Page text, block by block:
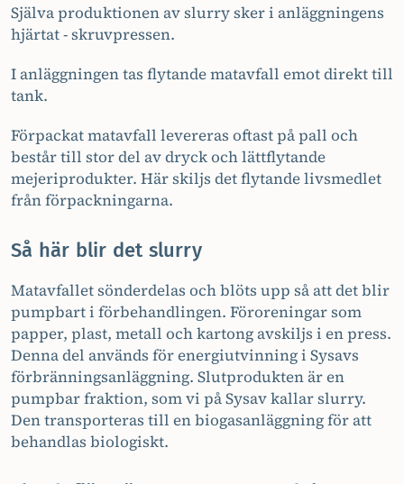
Själva produktionen av slurry sker i anläggningens
hjärtat - skruvpressen.
I anläggningen tas flytande matavfall emot direkt till
tank.
Förpackat matavfall levereras oftast på pall och
består till stor del av dryck och lättflytande
mejeriprodukter. Här skiljs det flytande livsmedlet
från förpackningarna.
Så här blir det slurry
Matavfallet sönderdelas och blöts upp så att det blir
pumpbart i förbehandlingen. Föroreningar som
papper, plast, metall och kartong avskiljs i en press.
Denna del används för energiutvinning i Sysavs
förbränningsanläggning. Slutprodukten är en
pumpbar fraktion, som vi på Sysav kallar slurry.
Den transporteras till en biogasanläggning för att
behandlas biologiskt.